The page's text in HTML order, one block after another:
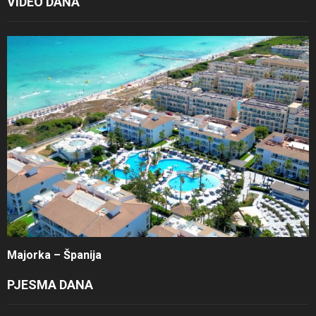
Majorka – Španija
PJESMA DANA